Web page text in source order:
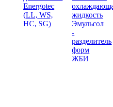
Energotec
(LL, WS,
HC, SG)
жидкость
Эмульсол
-
разделитель
форм
ЖБИ